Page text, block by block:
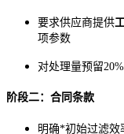
要求供应商提供
项参数
对处理量预留
阶段二：合同条款
明确*初始过滤效